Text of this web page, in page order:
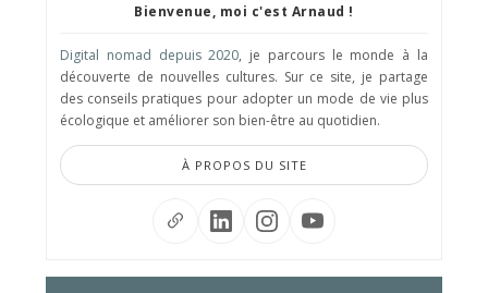
Bienvenue, moi c'est Arnaud !
Digital nomad depuis 2020, je parcours le monde à la
découverte de nouvelles cultures. Sur ce site, je partage
des conseils pratiques pour adopter un mode de vie plus
écologique et améliorer son bien-être au quotidien.
À PROPOS DU SITE